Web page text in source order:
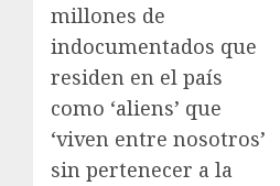
millones de
indocumentados que
residen en el país
como ‘aliens’ que
‘viven entre nosotros’
sin pertenecer a la